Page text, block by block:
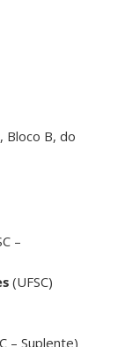
Bloco B, do
–
(UFSC)
– Suplente)